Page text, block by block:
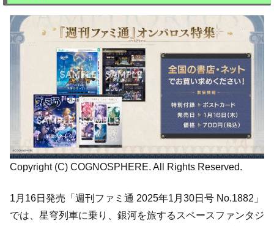
Copyright (C) COGNOSPHERE. All Rights Reserved.
1月16日発売「週刊ファミ通 2025年1月30日号 No.1882」
では、星穹列車に乗り、銀河を旅するスペースファンタジ